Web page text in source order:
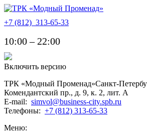
+7 (812) 313-65-33
10:00 – 22:00
Включить версию
ТРК «Модный Променад»Санкт-
Комендантский пр., д. 9, к. 2, лит. A
E-mail: simvol@business-city.spb.ru
Телефоны: +7 (812) 313-65-33
Меню: